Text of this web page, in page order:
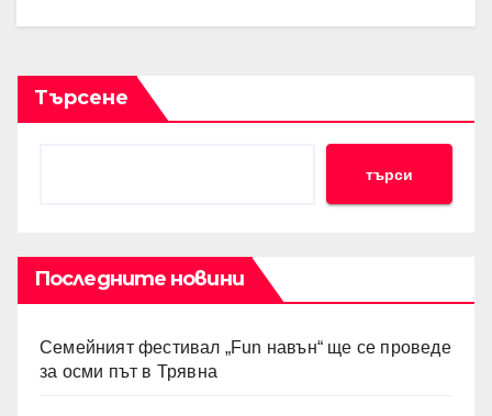
Търсене
търси
Последните новини
Семейният фестивал „Fun навън“ ще се проведе
за осми път в Трявна